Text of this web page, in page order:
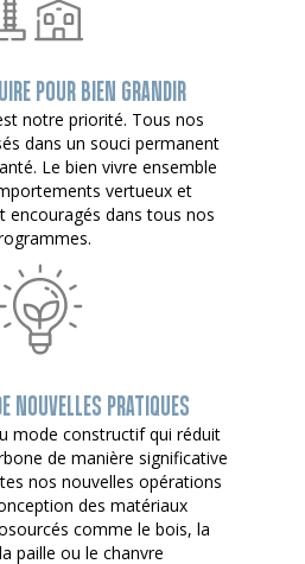
POUR BIEN GRANDIR
notre priorité. Tous nos
dans un souci permanent
Le bien vivre ensemble
vertueux et
encouragés dans tous nos
NOUVELLES PRATIQUES
mode constructif qui réduit
de manière significative
nos nouvelles opérations
des matériaux
comme le bois, la
paille ou le chanvre